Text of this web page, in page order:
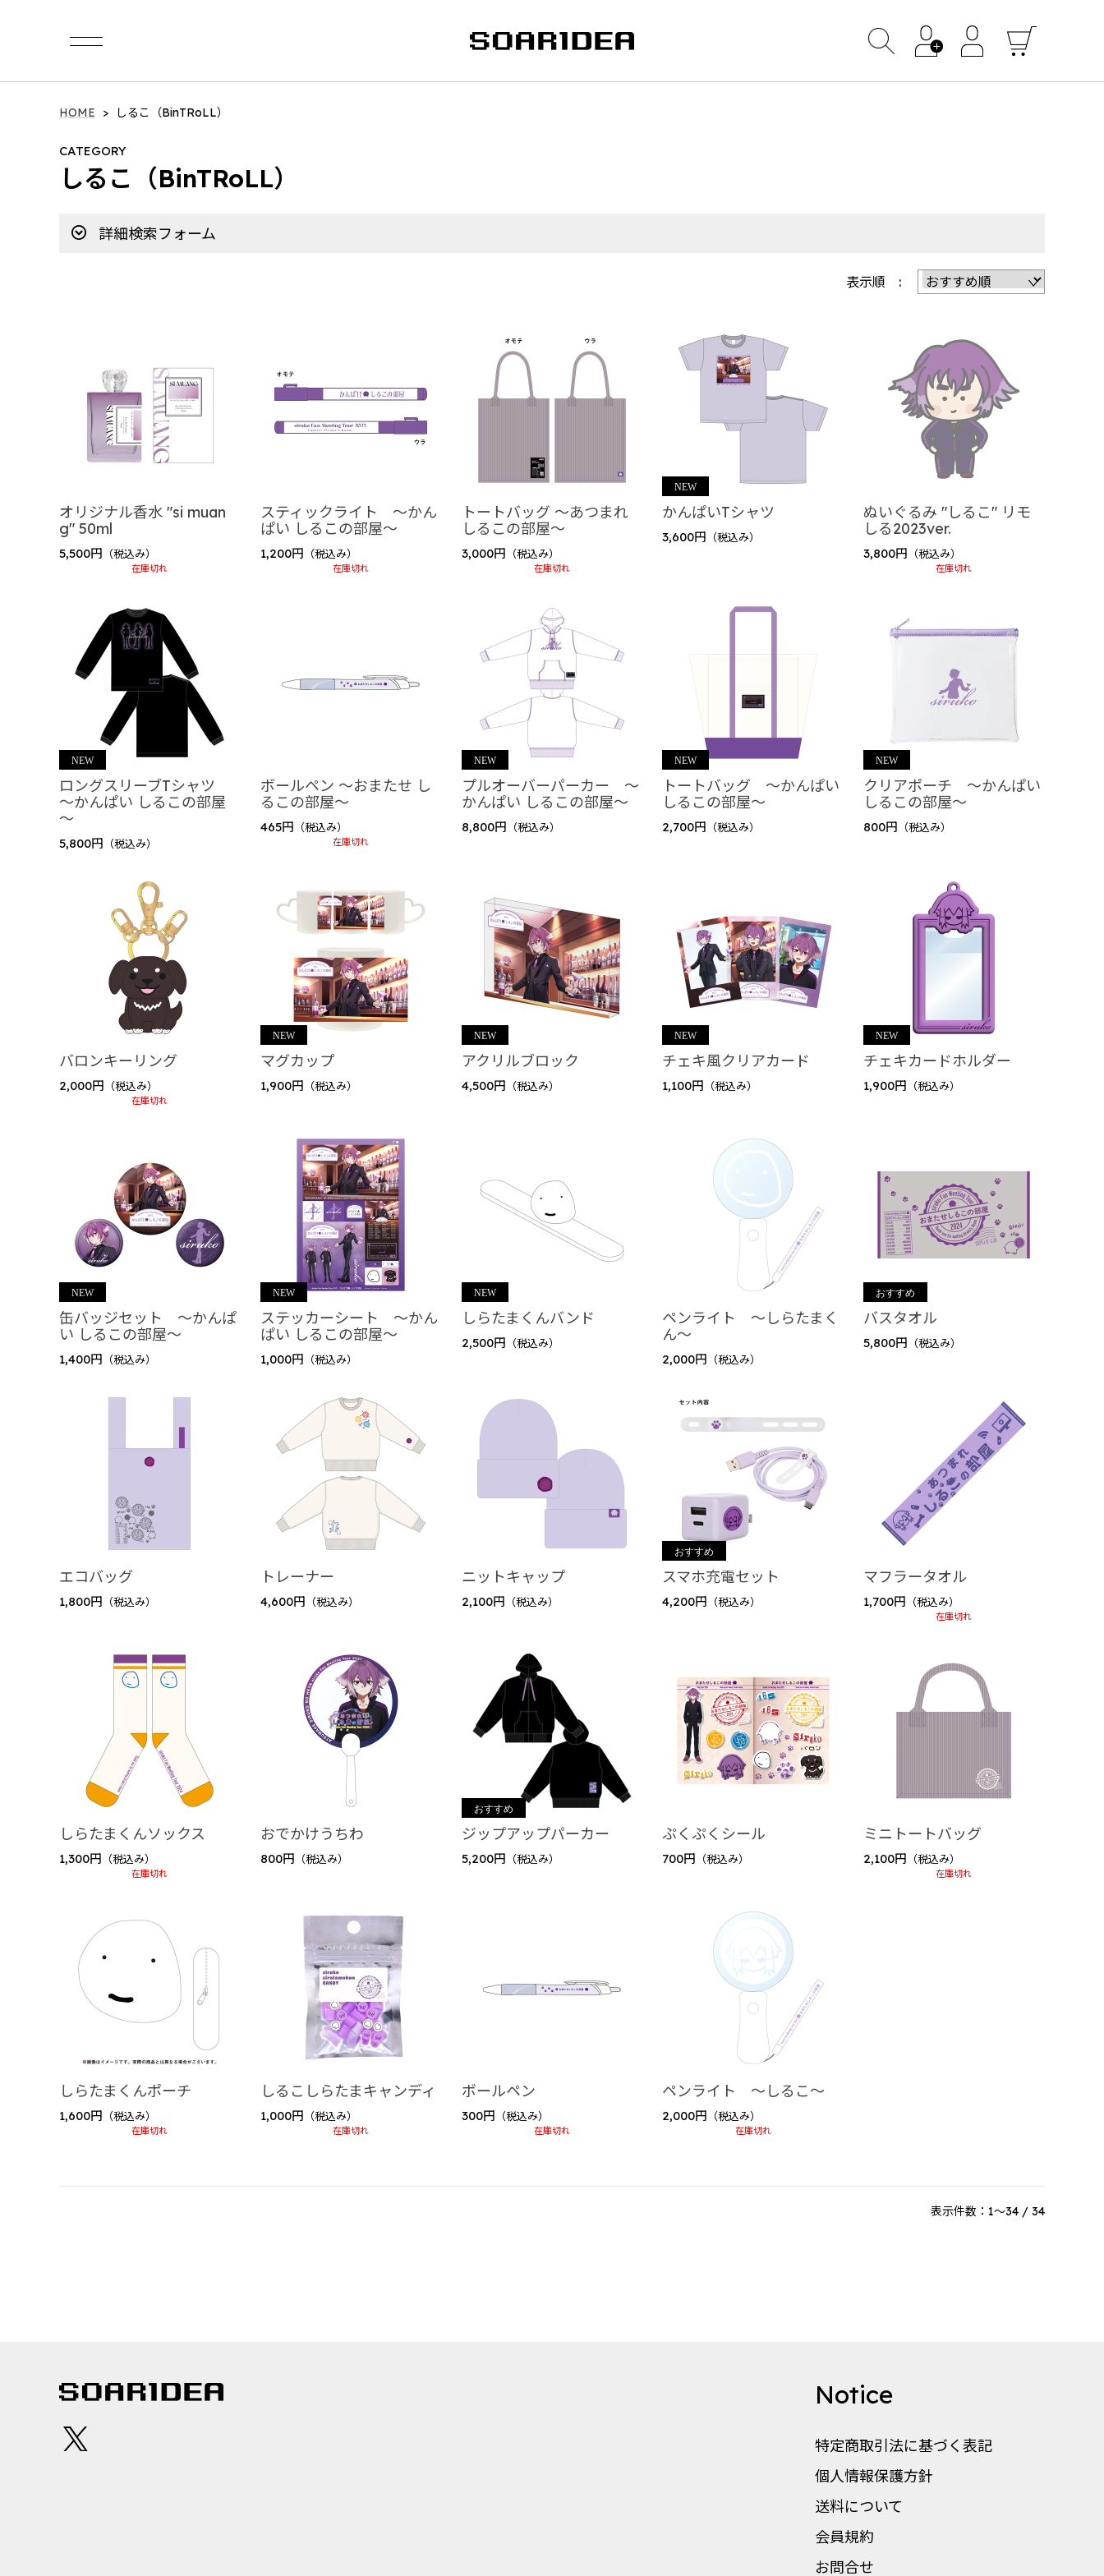
Category
イ・ビョンホン / LEE BYUNG HUN
LEE BYUNG HUN FANMEETING 2026
2024 Birthday Goods
2024 summer collections
2024 winter collection
2023 summer collection
2022 birthday
じらいちゃん（BinTRoLL）
2026 Birthday Goods
しるこ（BinTRoLL）
siruko Fanmeeting Tour 2025 ～かんぱい しるこの部屋～
大好評につき再販グッズ 2025
siruko Fanmeeting Tour 2024 ～おまたせ しるこの部屋～
siruko Fanmeeting Tour 2023 ～あつまれ しるこの部屋～
しるはこ（BinTRoLL）
しるはこ 2024
花江夏樹
結成7周年記念グッズ
PICOPARK2コラボグッズ
ぼんじゅうる（ドズル社）
ぼんさんぽ in 有楽町
リモしるLIVE
リモしる LIVE in Yokohama Arena OFFICIAL GOODS
Dream Again with JUNG HAEIN
HOME しるこ（BinTRoLL）
CATEGORY
しるこ（BinTRoLL）
詳細検索フォーム
表示順 :
オリジナル香水 "si muan
g" 50ml
5,500円 （税込み）
在庫切れ
スティックライト ～かん
ぱい しるこの部屋～
1,200円 （税込み）
在庫切れ
トートバッグ ～あつまれ
しるこの部屋～
3,000円 （税込み）
在庫切れ
かんぱいTシャツ
3,600円 （税込み）
ぬいぐるみ "しるこ" リモ
しる2023ver.
3,800円 （税込み）
在庫切れ
ロングスリーブTシャツ
～かんぱい しるこの部屋
～
5,800円 （税込み）
ボールペン ～おまたせ し
るこの部屋～
465円 （税込み）
在庫切れ
プルオーバーパーカー ～
かんぱい しるこの部屋～
8,800円 （税込み）
トートバッグ ～かんぱい
しるこの部屋～
2,700円 （税込み）
クリアポーチ ～かんぱい
しるこの部屋～
800円 （税込み）
バロンキーリング
2,000円 （税込み）
在庫切れ
マグカップ
1,900円 （税込み）
アクリルブロック
4,500円 （税込み）
チェキ風クリアカード
1,100円 （税込み）
チェキカードホルダー
1,900円 （税込み）
缶バッジセット ～かんぱ
い しるこの部屋～
1,400円 （税込み）
ステッカーシート ～かん
ぱい しるこの部屋～
1,000円 （税込み）
しらたまくんバンド
2,500円 （税込み）
ペンライト ～しらたまく
ん～
2,000円 （税込み）
バスタオル
5,800円 （税込み）
エコバッグ
1,800円 （税込み）
トレーナー
4,600円 （税込み）
ニットキャップ
2,100円 （税込み）
スマホ充電セット
4,200円 （税込み）
マフラータオル
1,700円 （税込み）
在庫切れ
しらたまくんソックス
1,300円 （税込み）
在庫切れ
おでかけうちわ
800円 （税込み）
ジップアップパーカー
5,200円 （税込み）
ぷくぷくシール
700円 （税込み）
ミニトートバッグ
2,100円 （税込み）
在庫切れ
しらたまくんポーチ
1,600円 （税込み）
在庫切れ
しるこしらたまキャンディ
1,000円 （税込み）
在庫切れ
ボールペン
300円 （税込み）
在庫切れ
ペンライト ～しるこ～
2,000円 （税込み）
在庫切れ
表示件数：1～34 / 34
Notice
特定商取引法に基づく表記
個人情報保護方針
送料について
会員規約
お問合せ